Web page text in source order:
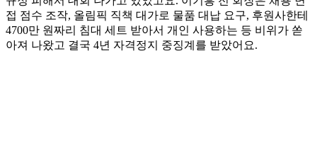
접 점수 조작, 올림픽 직책 대가로 물품 대납 요구, 후원사한테
4700만 원짜리 침대 세트 받아서 개인 사용하는 등 비위가 쏟
아져 나왔고 결국 4년 자격정지 중징계를 받았어요.